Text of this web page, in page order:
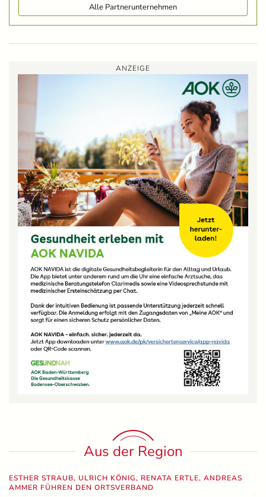
Alle Partnerunternehmen
ANZEIGE
Aus der Region
ESTHER STRAUB, ULRICH KÖNIG, RENATA ERTLE, ANDREAS
AMMER FÜHREN DEN ORTSVERBAND